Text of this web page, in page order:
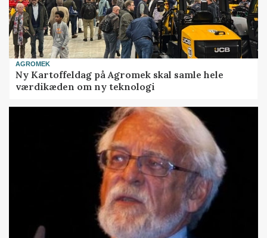
AGROMEK
Ny Kartoffeldag på Agromek skal samle hele
værdikæden om ny teknologi